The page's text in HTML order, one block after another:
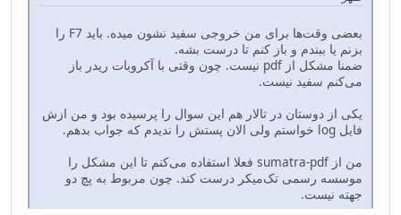
بعضی وقت‌ها برای من خروجی سفید نشون میده. باید F7 را
بزنم یا ببندم و باز کنم تا درست بشه.
ضمنا مشکل از pdf نیست. چون وقتی با آکروبات ریدر باز
می‌کنم سفید نیست.
یکی از دوستان در تالار هم این سوال را پرسیده بود و من ازش
فایل log خواستم ولی الان پستش را ندیدم که جواب بدهم.
من از sumatra-pdf فعلا استفاده می‌کنم تا این مشکل را
موسسه رسمی تک‌میکر درست کند. چون مربوط به پچ دو
جهته نیست.